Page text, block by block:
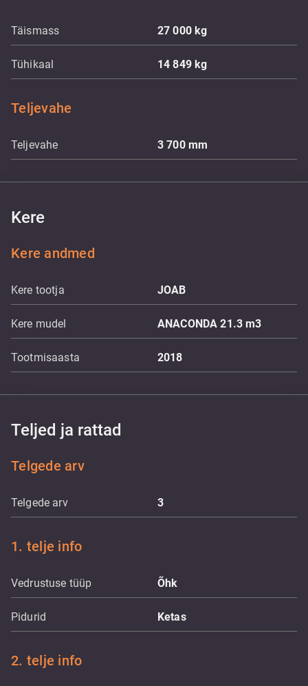
Täismass 27 000kg
Tühikaal 14 849kg
Teljevahe
Teljevahe 3 700 mm
Kere
Kere andmed
Kere tootja JOAB
Kere mudel ANACONDA 21.3 m3
Tootmisaasta 2018
Teljed ja rattad
Telgede arv
Telgede arv 3
1. telje info
Vedrustuse tüüp Õhk
Pidurid Ketas
2. telje info